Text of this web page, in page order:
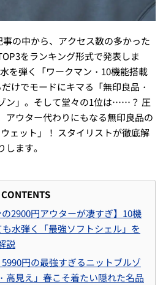
の中から、アクセス数の多かった
をランキング形式で発表しま
を弾く「ワークマン・10機能搭載
けでモードにキマる「無印良品・
ン」。そして堂々の1位は……？ 圧
アウター代わりにもなる無印良品の
ェット」！ スタイリストが徹底解
ます。
CONTENTS
2900円アウターが凄すぎ】10機
水弾く「最強ソフトシェル」を
説
円の最強すぎるニットブルゾ
高見え」春こそ着たい隠れた名品